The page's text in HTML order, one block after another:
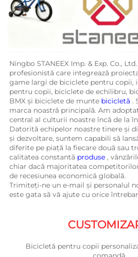
Ningbo STANEEX Imp. & Exp. Co.,
profesionistă care integrează
game largi de biciclete pentru copii,
pentru copii, biciclete de echilibru,
BMX și biciclete de munte bicicletă .
marca noastră principală. Am
central al culturii noastre încă de la
Datorită echipelor noastre tinere și
și dezvoltare, suntem capabili să
diferite pe piață la fiecare două sau
calitatea constantă produse ,
chiar dacă majoritatea
de recesiunea economică globală.
Trimiteți-ne un e-mail și personalul
este gata să vă ajute cu orice
Bicicletă pentru copii